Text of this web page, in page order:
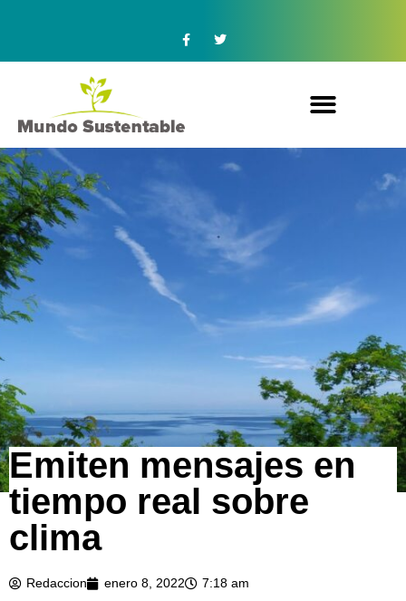
Emiten mensajes en
tiempo real sobre
clima
Redaccion enero 8, 2022 7:18 am